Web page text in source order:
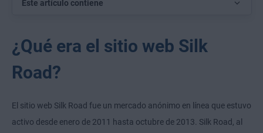
Este artículo contiene
¿Qué era el sitio web Silk
Road?
El sitio web Silk Road fue un mercado anónimo en línea que estuvo
activo desde enero de 2011 hasta octubre de 2013. Silk Road, al